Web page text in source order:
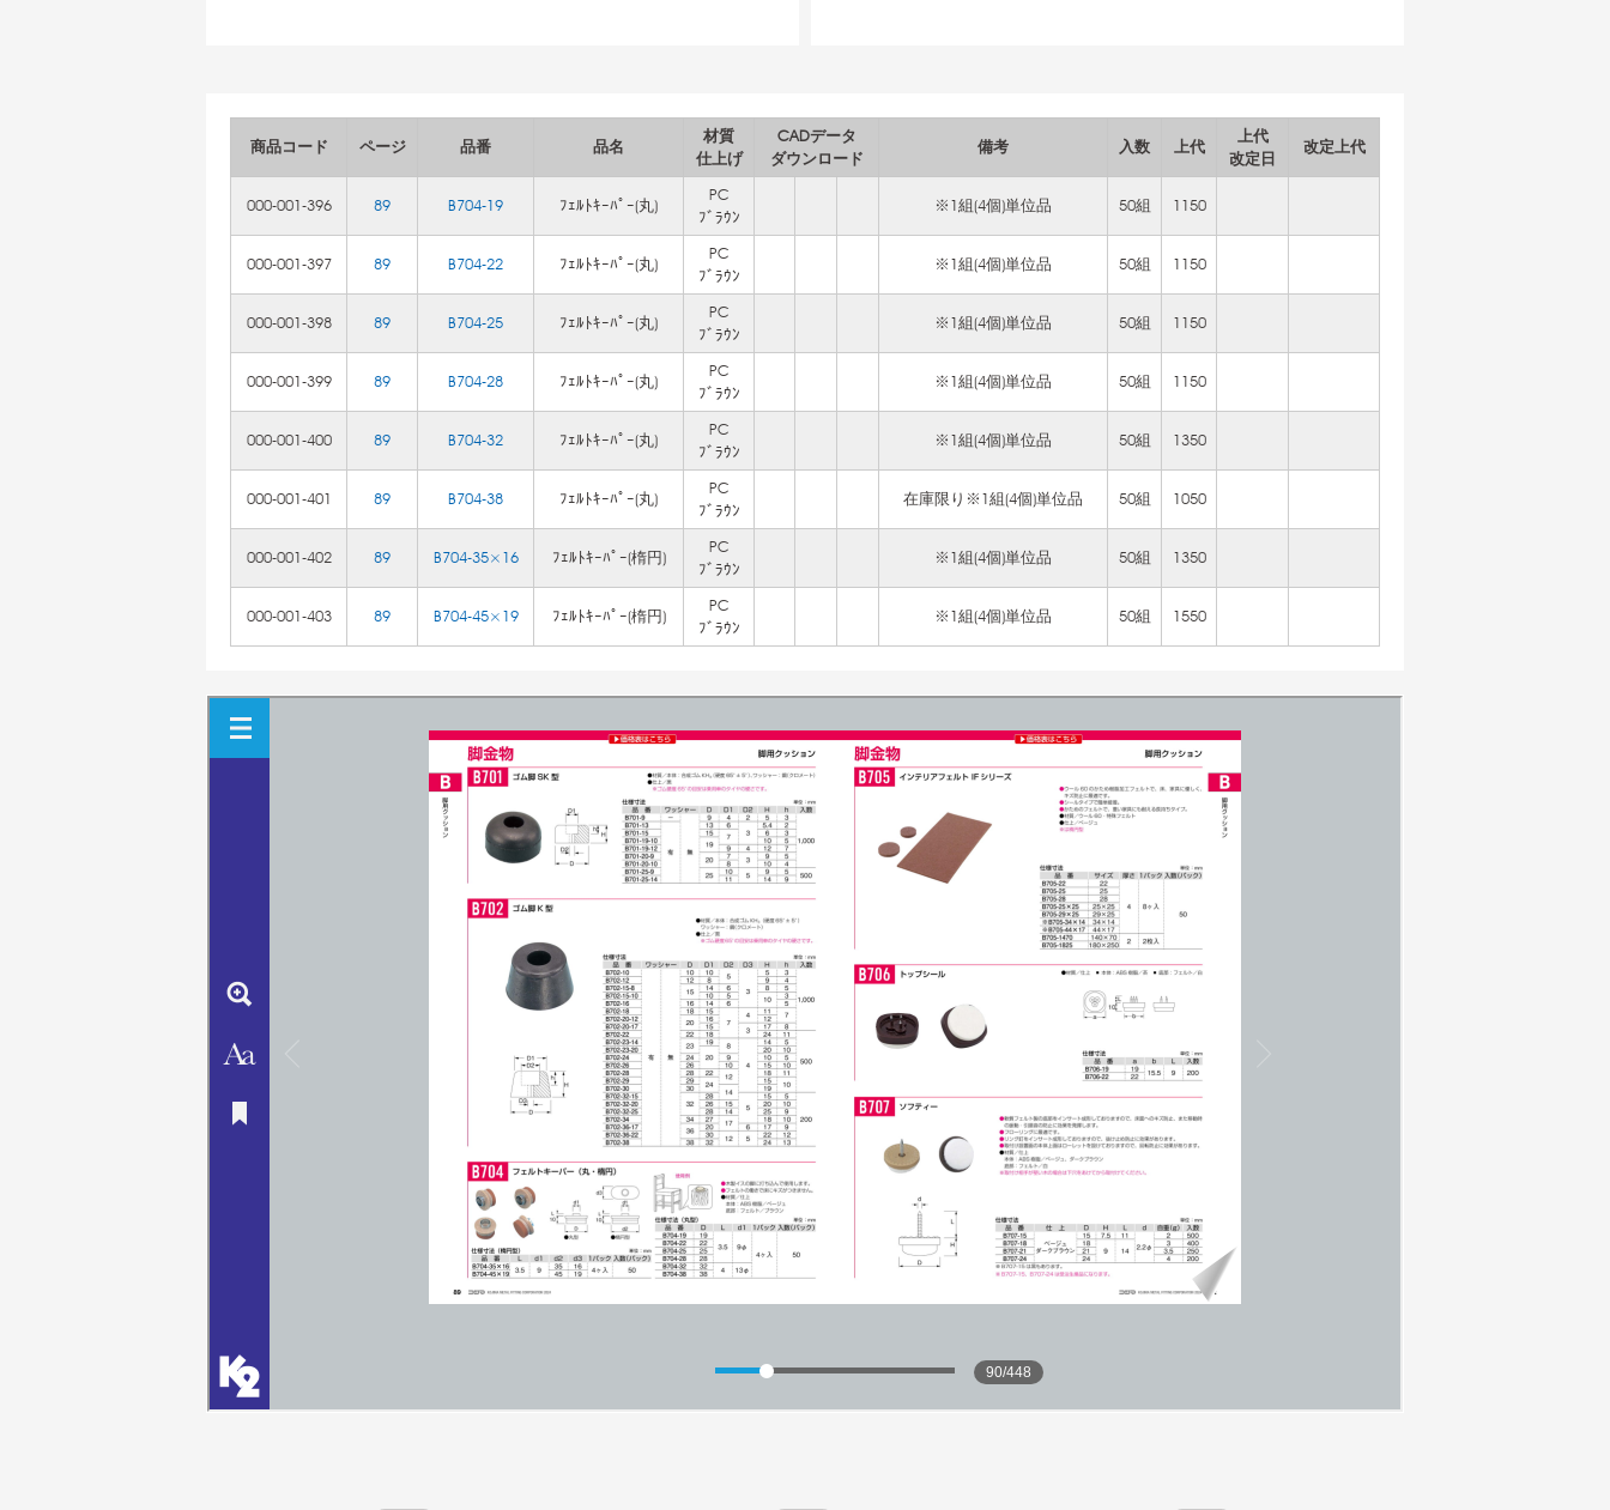
商品コード ページ 品番 品名
材質
仕上げ
CADデータ
ダウンロード
備考 入数 上代
上代
改定日
改定上代
000-001-396 89 B704-19 ﾌｪﾙﾄｷｰﾊﾟｰ(丸)
PC
ﾌﾞﾗｳﾝ
※1組(4個)単位品 50組 1150
000-001-397 89 B704-22 ﾌｪﾙﾄｷｰﾊﾟｰ(丸)
PC
ﾌﾞﾗｳﾝ
※1組(4個)単位品 50組 1150
000-001-398 89 B704-25 ﾌｪﾙﾄｷｰﾊﾟｰ(丸)
PC
ﾌﾞﾗｳﾝ
※1組(4個)単位品 50組 1150
000-001-399 89 B704-28 ﾌｪﾙﾄｷｰﾊﾟｰ(丸)
PC
ﾌﾞﾗｳﾝ
※1組(4個)単位品 50組 1150
000-001-400 89 B704-32 ﾌｪﾙﾄｷｰﾊﾟｰ(丸)
PC
ﾌﾞﾗｳﾝ
※1組(4個)単位品 50組 1350
000-001-401 89 B704-38 ﾌｪﾙﾄｷｰﾊﾟｰ(丸)
PC
ﾌﾞﾗｳﾝ
在庫限り※1組(4個)単位品 50組 1050
000-001-402 89 B704-35×16 ﾌｪﾙﾄｷｰﾊﾟｰ(楕円)
PC
ﾌﾞﾗｳﾝ
※1組(4個)単位品 50組 1350
000-001-403 89 B704-45×19 ﾌｪﾙﾄｷｰﾊﾟｰ(楕円)
PC
ﾌﾞﾗｳﾝ
※1組(4個)単位品 50組 1550